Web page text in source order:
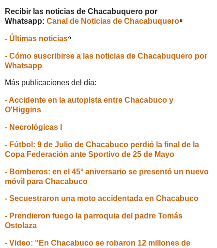
Recibir las noticias de Chacabuquero por
Whatsapp: Canal de Noticias de Chacabuquero⁸
- Últimas noticias⁹
- Cómo suscribirse a las noticias de Chacabuquero por
Whatsapp
Más publicaciones del día:
- Accidente en la autopista entre Chacabuco y
O'Higgins
- Necrológicas I
- Fútbol: 9 de Julio de Chacabuco perdió la final de la
Copa Federación ante Sportivo de 25 de Mayo
- Bomberos: en el 45° aniversario se presentó un nuevo
móvil para Chacabuco
- Secuestraron una moto accidentada en Chacabuco
- Prendieron fuego la parroquia del padre Tomás
Ostolaza
- Video: "En Chacabuco se robaron 12 millones de